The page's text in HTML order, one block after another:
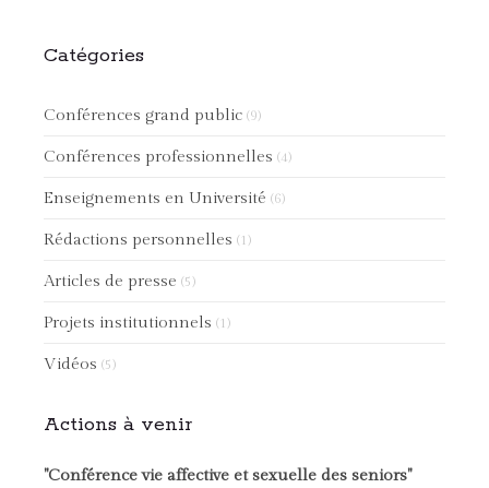
Catégories
Conférences grand public (9)
Conférences professionnelles (4)
Enseignements en Université (6)
Rédactions personnelles (1)
Articles de presse (5)
Projets institutionnels (1)
Vidéos (5)
Actions à venir
"Conférence vie affective et sexuelle des seniors"